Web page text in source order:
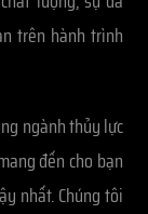
trên hành trình
ngành thủy lực
đến cho bạn
nhất. Chúng tôi